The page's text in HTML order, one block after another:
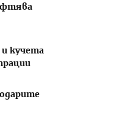
кучета